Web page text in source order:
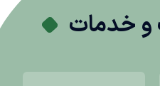
خدمات